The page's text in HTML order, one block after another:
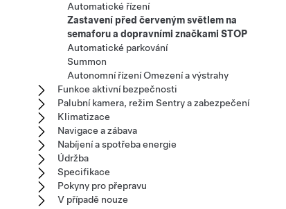
Automatické řízení
Zastavení před červeným světlem na
semaforu a dopravními značkami STOP
Automatické parkování
Summon
Autonomní řízení Omezení a výstrahy
Funkce aktivní bezpečnosti
Palubní kamera, režim Sentry a zabezpečení
Klimatizace
Navigace a zábava
Nabíjení a spotřeba energie
Údržba
Specifikace
Pokyny pro přepravu
V případě nouze